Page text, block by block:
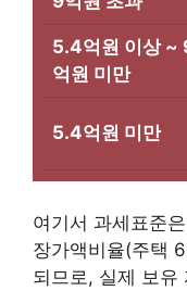
5.4억원 이상 ~
억원 미만
5.4억원 미만
여기서 과세표준
장가액비율(주택
되므로, 실제 보유